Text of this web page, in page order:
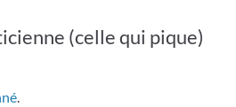
(celle qui pique)